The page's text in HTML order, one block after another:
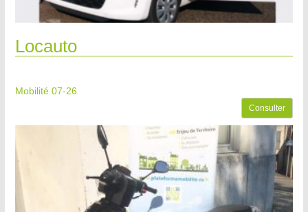
Locauto
Mobilité 07-26
Consulter